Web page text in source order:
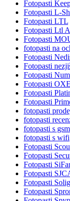
Fotopasti
Fotopasti L-
Fotopasti LTL
Fotopasti Ltl
Fotopasti
fotopasti na
Fotopasti
Fotopasti
Fotopasti
Fotopasti OXE
Fotopasti
Fotopasti
fotopasti
fotopasti
fotopasti s gsm
fotopasti s wifi
Fotopasti
Fotopasti
Fotopasti
Fotopasti
Fotopasti
Fotopasti